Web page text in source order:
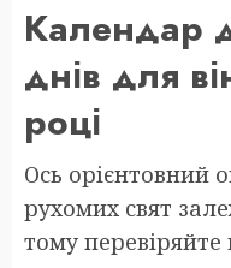
Календар
днів для
році
Ось орієнтовний
рухомих свят
тому перевіряйте